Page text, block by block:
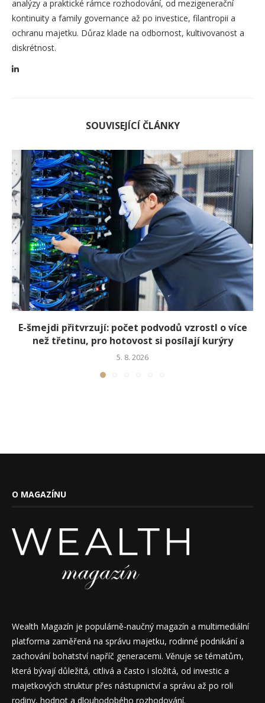
analýzy a praktické rámce rozhodování, od mezigenerační
kontinuity a family governance až po investice, filantropii a
ochranu majetku. Důraz klade na odbornost, kultivovanost a
diskrétnost.
SOUVISEJÍCÍ ČLÁNKY
E-šmejdi přitvrzují: počet podvodů vzrostl o více
než třetinu, pro hotovost si posílají kurýry
5. 8. 2026
O MAGAZÍNU
Wealth Magazín je populárně-naučný magazín a multimediální
platforma zaměřená na správu majetku, rodinné podnikání a
zachování bohatství napříč generacemi. Věnuje se tématům,
která bývají důležitá, citlivá a často i složitá, od investic a
majetkových struktur přes nástupnictví a správu až po roli
rodiny, hodnot a dlouhodobého rozhodování.